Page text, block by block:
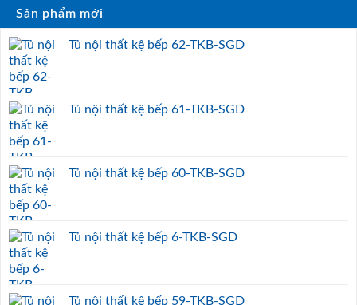
Sản phẩm mới
Tủ nội thất kệ bếp 62-TKB-SGD
Tủ nội thất kệ bếp 61-TKB-SGD
Tủ nội thất kệ bếp 60-TKB-SGD
Tủ nội thất kệ bếp 6-TKB-SGD
Tủ nội thất kệ bếp 59-TKB-SGD